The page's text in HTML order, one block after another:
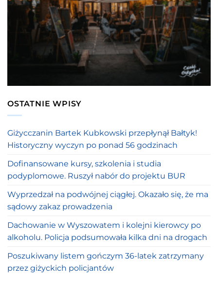
OSTATNIE WPISY
Giżycczanin Bartek Kubkowski przepłynął Bałtyk!
Historyczny wyczyn po ponad 56 godzinach
Dofinansowane kursy, szkolenia i studia
podyplomowe. Ruszył nabór do projektu BUR
Wyprzedzał na podwójnej ciągłej. Okazało się, że ma
sądowy zakaz prowadzenia
Dachowanie w Wyszowatem i kolejni kierowcy po
alkoholu. Policja podsumowała kilka dni na drogach
Poszukiwany listem gończym 36-latek zatrzymany
przez giżyckich policjantów